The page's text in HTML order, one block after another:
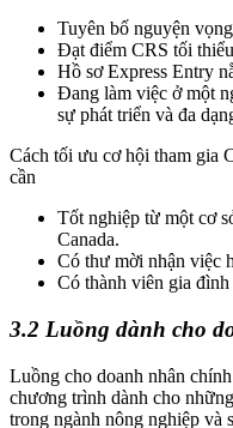
Tuyên bố nguyện
Đạt điểm CRS tối
Hồ sơ Express Entry
Đang làm việc ở một
sự phát triển và đa
Cách tối ưu cơ hội tham gia
cần
Tốt nghiệp từ một cơ
Canada.
Có thư mời nhận việc
Có thành viên gia
3.2 Luồng dành cho
Luồng cho doanh nhân
chương trình dành cho
trong ngành nông nghiệp và